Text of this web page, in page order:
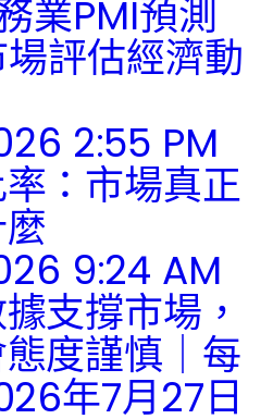
業PMI預測
評估經濟動
2:55 PM
：市場真正
9:24 AM
支撐市場，
度謹慎｜每
年7月27日